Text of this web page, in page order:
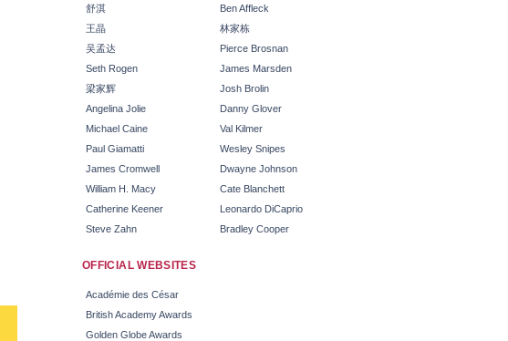
舒淇
Ben Affleck
王晶
林家栋
吴孟达
Pierce Brosnan
Seth Rogen
James Marsden
梁家辉
Josh Brolin
Angelina Jolie
Danny Glover
Michael Caine
Val Kilmer
Paul Giamatti
Wesley Snipes
James Cromwell
Dwayne Johnson
William H. Macy
Cate Blanchett
Catherine Keener
Leonardo DiCaprio
Steve Zahn
Bradley Cooper
OFFICIAL WEBSITES
Académie des César
British Academy Awards
Golden Globe Awards